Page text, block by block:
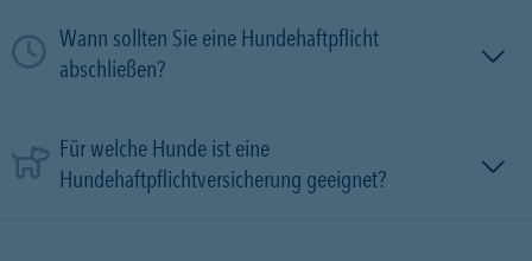
Wann sollten Sie eine Hundehaftpflicht
abschließen?
Für welche Hunde ist eine
Hundehaftpflichtversicherung geeignet?